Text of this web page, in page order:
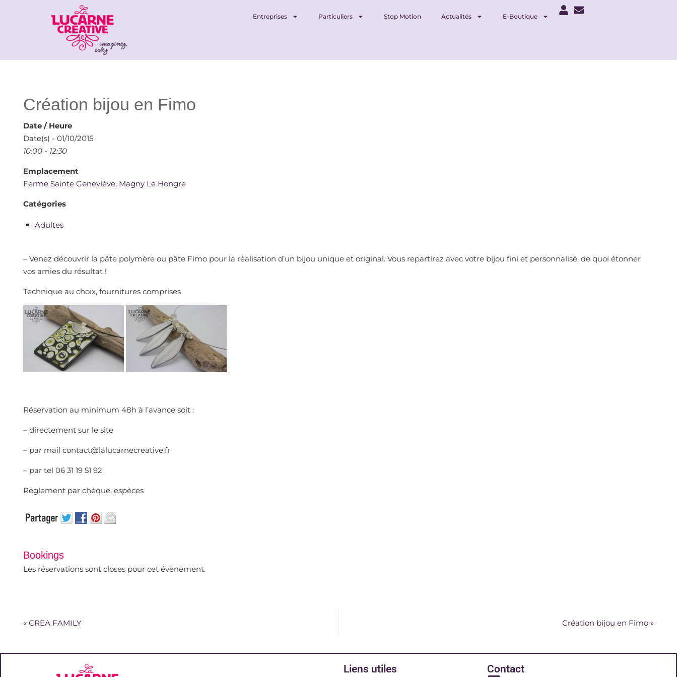
Entreprises Particuliers Stop Motion Actualités E-Boutique
Création bijou en Fimo
Date / Heure
Date(s) - 01/10/2015
10:00 - 12:30
Emplacement
Ferme Sainte Geneviève, Magny Le Hongre
Catégories
Adultes
– Venez découvrir la pâte polymère ou pâte Fimo pour la réalisation d’un bijou unique et original. Vous repartirez avec votre bijou fini et personnalisé, de quoi étonner
vos amies du résultat !
Technique au choix, fournitures comprises
Réservation au minimum 48h à l’avance soit :
– directement sur le site
– par mail contact@lalucarnecreative.fr
– par tel 06 31 19 51 92
Règlement par chèque, espèces
Bookings
Les réservations sont closes pour cet évènement.
« CREA FAMILY Création bijou en Fimo »
Liens utiles Contact